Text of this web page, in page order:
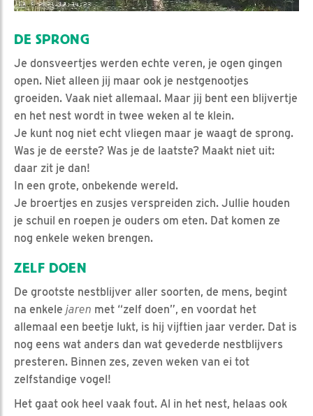
DE SPRONG
Je donsveertjes werden echte veren, je ogen gingen
open. Niet alleen jij maar ook je nestgenootjes
groeiden. Vaak niet allemaal. Maar jij bent een blijvertje
en het nest wordt in twee weken al te klein.
Je kunt nog niet echt vliegen maar je waagt de sprong.
Was je de eerste? Was je de laatste? Maakt niet uit:
daar zit je dan!
In een grote, onbekende wereld.
Je broertjes en zusjes verspreiden zich. Jullie houden
je schuil en roepen je ouders om eten. Dat komen ze
nog enkele weken brengen.
ZELF DOEN
De grootste nestblijver aller soorten, de mens, begint
na enkele jaren met “zelf doen”, en voordat het
allemaal een beetje lukt, is hij vijftien jaar verder. Dat is
nog eens wat anders dan wat gevederde nestblijvers
presteren. Binnen zes, zeven weken van ei tot
zelfstandige vogel!
Het gaat ook heel vaak fout. Al in het nest, helaas ook